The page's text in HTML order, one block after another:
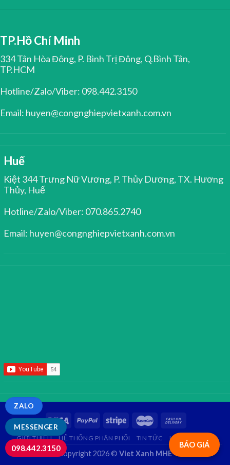
TP.Hồ Chí Minh
334 Tân Hòa Đông, P. Bình Trị Đông, Q.Bình Tân,
TP.HCM
Hotline/Zalo/Viber: 098.442.3150
Email: huyen@congnghiepvietxanh.com.vn
Huế
Kiệt 344 Trưng Nữ Vương, P. Thủy Dương, TX. Hương
Thủy, Huế
Hotline/Zalo/Viber: 070.865.2740
Email: huyen@congnghiepvietxanh.com.vn
BÁO GIÁ
GIỚI THIỆU HỆ THỐNG PHÂN PHỐI TIN TỨC LIÊN HỆ
Copyright 2026 © Viet Xanh MHE
MESSENGER
ZALO
098.442.3150